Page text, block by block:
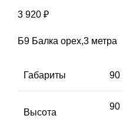
3 920 ₽
Б9 Балка орех,3 метра
Габариты 90
Высота
90